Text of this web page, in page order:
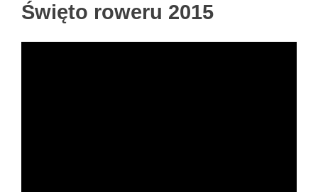
Święto roweru 2015